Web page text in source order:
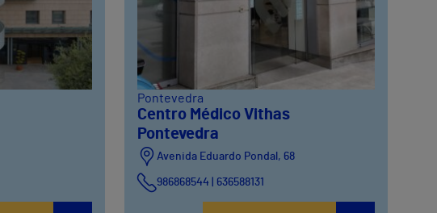
Pontevedra
Centro Médico Vithas
Pontevedra
Avenida Eduardo Pondal, 68
986868544 | 636588131